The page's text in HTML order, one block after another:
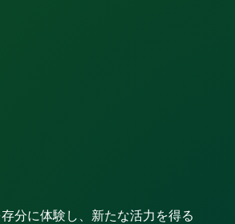
分に体験し、新たな活力を得る